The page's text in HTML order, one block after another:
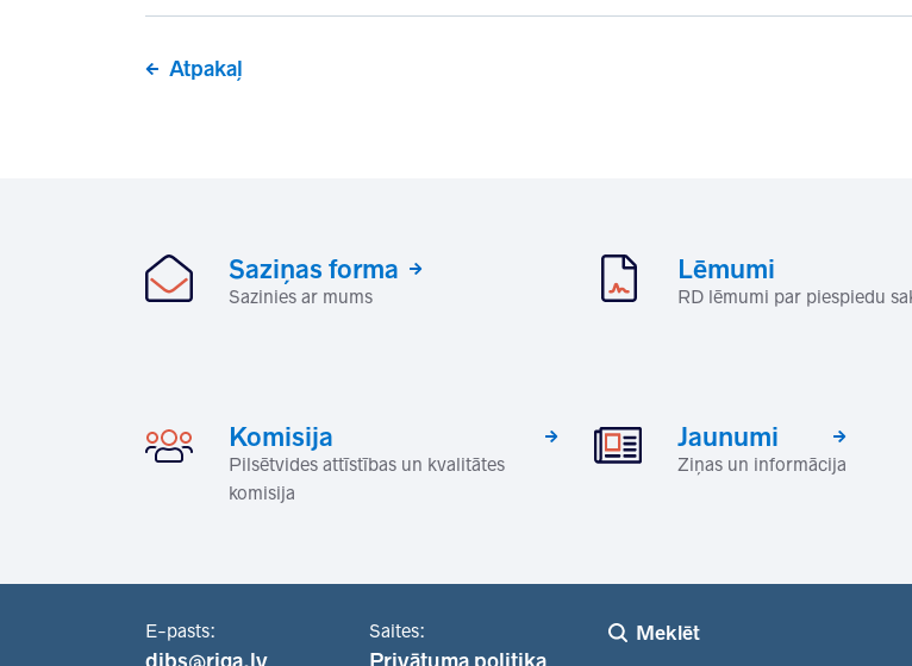
Atpakaļ
Saziņas forma
Sazinies ar mums
Lēmumi
RD lēmumi par piespiedu
Komisija
Pilsētvides attīstības un kvalitātes
komisija
Jaunumi
Ziņas un informācija
E-pasts:
dibs@riga.lv
Saites:
Privātuma politika
Meklēt